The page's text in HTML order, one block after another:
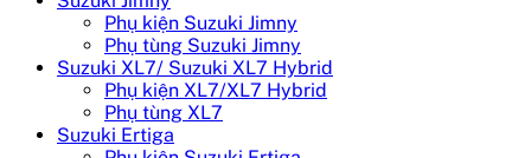
Phụ kiện Suzuki Jimny
Phụ tùng Suzuki Jimny
Suzuki XL7/ Suzuki XL7 Hybrid
Phụ kiện XL7/XL7 Hybrid
Phụ tùng XL7
Suzuki Ertiga